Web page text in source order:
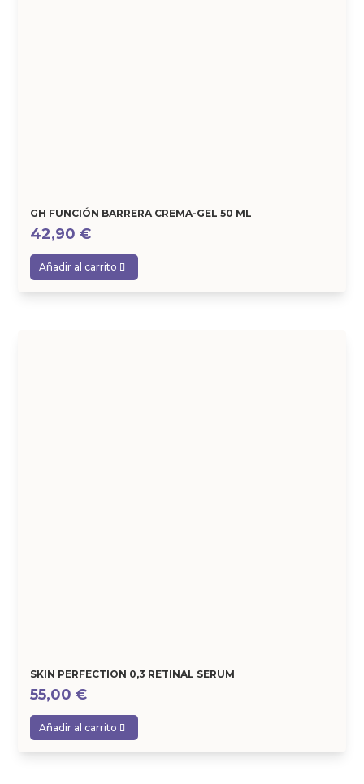
GH FUNCIÓN BARRERA CREMA-GEL 50 ML
42,90€
Añadir al carrito
SKIN PERFECTION 0,3 RETINAL SERUM
55,00€
Añadir al carrito